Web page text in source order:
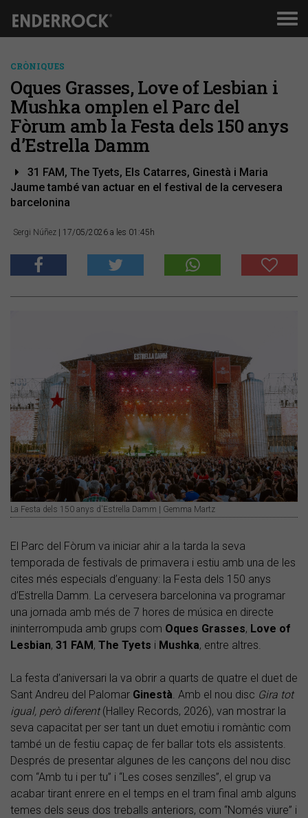
CRÒNIQUES
Oques Grasses, Love of Lesbian i
Mushka omplen el Parc del
Fòrum amb la Festa dels 150 anys
d’Estrella Damm
31 FAM, The Tyets, Els Catarres, Ginestà i Maria
Jaume també van actuar en el festival de la cervesera
barcelonina
Sergi Núñez | 17/05/2026 a les 01:45h
La Festa dels 150 anys d'Estrella Damm | Gemma Martz
El Parc del Fòrum va iniciar ahir a la tarda la seva
temporada de festivals de primavera i estiu amb una de les
cites més especials d’enguany: la Festa dels 150 anys
d’Estrella Damm. La cervesera barcelonina va programar
una jornada amb més de 7 hores de música en directe
ininterrompuda amb grups com Oques Grasses, Love of
Lesbian, 31 FAM , The Tyets i Mushka, entre altres.
La festa d’aniversari la va obrir a quarts de quatre el duet de
Sant Andreu del Palomar Ginestà. Amb el nou disc Gira tot
igual, però diferent(Halley Records, 2026), van mostrar la
seva capacitat per ser tant un duet emotiu i romàntic com
també un de festiu capaç de fer ballar tots els assistents.
Després de presentar algunes de les cançons del nou disc
com “Amb tu i per tu” i “Les coses senzilles”, el grup va
acabar tirant enrere en el temps en el tram final amb alguns
temes dels seus dos treballs anteriors, com “Només viure” i